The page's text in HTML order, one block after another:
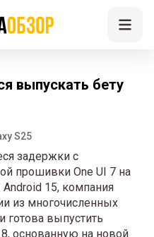
выпускать бету
S25
задержки с
прошивки One UI 7 на
15, компания
из многочисленных
готова выпустить
основанную на новой